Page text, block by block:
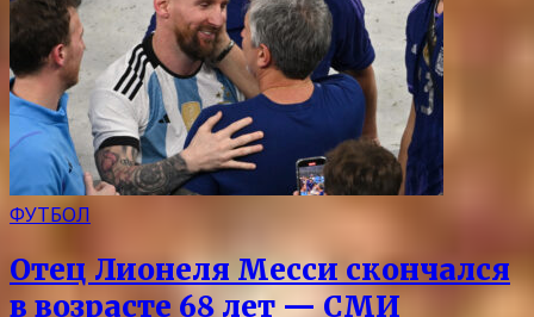
ФУТБОЛ
Отец Лионеля Месси скончался
в возрасте 68 лет — СМИ